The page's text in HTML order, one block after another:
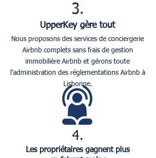
3.
UpperKey gère tout
Nous proposons des services de conciergerie
Airbnb complets sans frais de gestion
immobilière Airbnb et gérons toute
l'administration des réglementations Airbnb à
Lisbonne.
4.
Les propriétaires gagnent plus